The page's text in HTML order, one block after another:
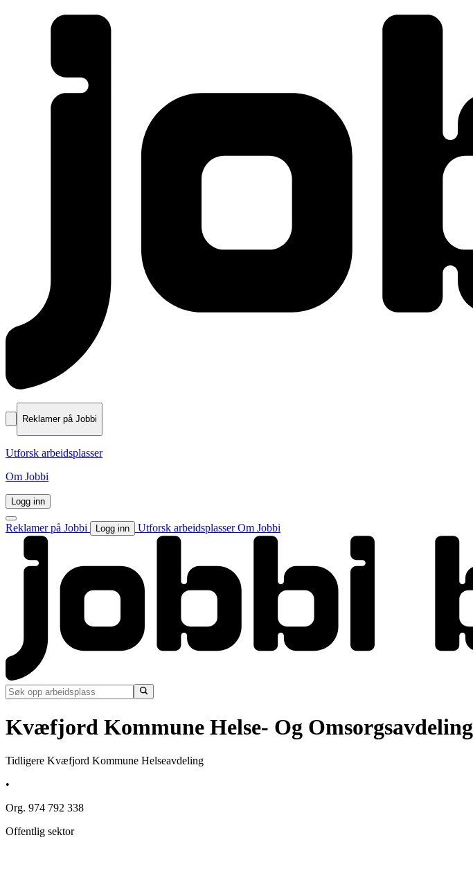
Reklamer på Jobbi
Utforsk arbeidsplasser
Om Jobbi
Logg inn
Reklamer på Jobbi Logg inn Utforsk arbeidsplasserOm Jobbi
Kvæfjord Kommune Helse- Og Omsorgsavdeling
Tidligere Kvæfjord Kommune Helseavdeling
•
Org. 974 792 338
Offentlig sektor